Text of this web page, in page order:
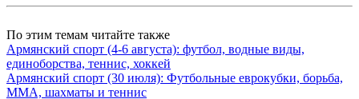
По этим темам читайте также
Армянский спорт (4-6 августа): футбол, водные виды,
единоборства, теннис, хоккей
Армянский спорт (30 июля): Футбольные еврокубки, борьба,
MMA, шахматы и теннис